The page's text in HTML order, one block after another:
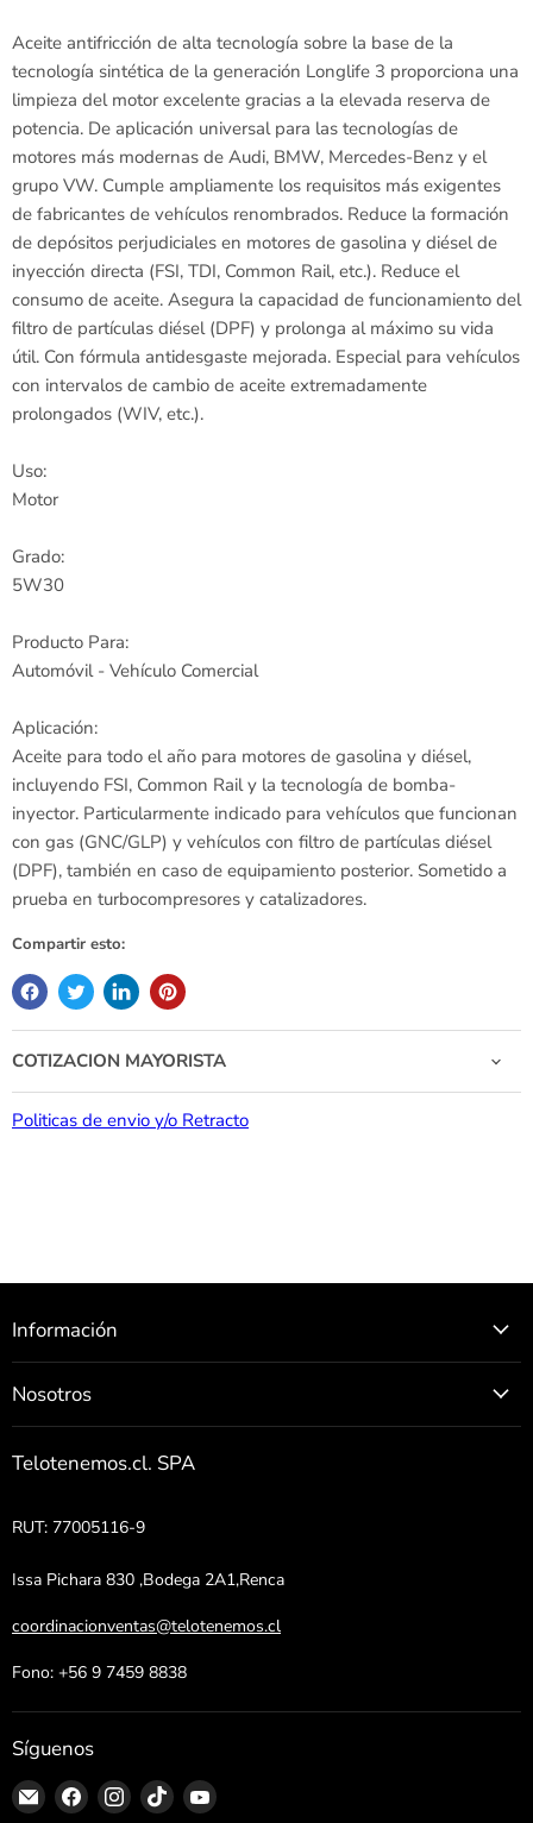
Aceite antifricción de alta tecnología sobre la base de la
tecnología sintética de la generación Longlife 3 proporciona una
limpieza del motor excelente gracias a la elevada reserva de
potencia. De aplicación universal para las tecnologías de
motores más modernas de Audi, BMW, Mercedes-Benz y el
grupo VW. Cumple ampliamente los requisitos más exigentes
de fabricantes de vehículos renombrados. Reduce la formación
de depósitos perjudiciales en motores de gasolina y diésel de
inyección directa (FSI, TDI, Common Rail, etc.). Reduce el
consumo de aceite. Asegura la capacidad de funcionamiento del
filtro de partículas diésel (DPF) y prolonga al máximo su vida
útil. Con fórmula antidesgaste mejorada. Especial para vehículos
con intervalos de cambio de aceite extremadamente
prolongados (WIV, etc.).
Uso:
Motor
Grado:
5W30
Producto Para:
Automóvil - Vehículo Comercial
Aplicación:
Aceite para todo el año para motores de gasolina y diésel,
incluyendo FSI, Common Rail y la tecnología de bomba-
inyector. Particularmente indicado para vehículos que funcionan
con gas (GNC/GLP) y vehículos con filtro de partículas diésel
(DPF), también en caso de equipamiento posterior. Sometido a
prueba en turbocompresores y catalizadores.
Compartir esto:
COTIZACION MAYORISTA
Politicas de envio y/o Retracto
Información
Nosotros
Telotenemos.cl. SPA
RUT: 77005116-9
Issa Pichara 830 ,Bodega 2A1,Renca
coordinacionventas@telotenemos.cl
Fono: +56 9 7459 8838
Síguenos
Encuéntrenos
Encuéntrenos
Encuéntrenos
Encuéntrenos
Encuéntrenos